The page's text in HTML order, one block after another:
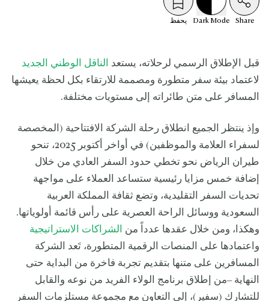
Share
Dark Mode يحفظ
قبل الإطلاق الرسمي لرحلاته، يستعد الناقل الوطني الجديد
لاعتماد بيئة سفر متطورة ومصممة للارتقاء بكل لحظة يعيشها
المسافر على متن طائراته إلى مستويات مختلفة.
وإذ ينتظر الجميع انطلاق رحلة الشركة الافتتاحية (المخصصة
لسفراء العلامة والموظفين) في أواخر أكتوبر 2025، تنحو
طيران الرياض نحو تخطي حدود السفر العادي من خلال
إضافة خمس مزايا رئيسية ستساعد العملاء على مواجهة
تحديات السفر التقليدية، وتضع ثقافة المملكة العربية
السعودية ووسائل الراحة العصرية على رأس قائمة أولوياتها.
وهكذا، ومن خلال عقدها عدداً من الشراكات الاستراتيجية
واعتمادها على المنصات الرقمية المتطورة، تَعد الشركة
المسافرين على متنها بتقديم تجربة فاخرة من البداية حتى
النهاية –من إطلاق برنامج الولاء الفريد من نوعه والقابل
للتشارك (سفير)، إلى التعاون مع مجموعة مستلزمات السفر